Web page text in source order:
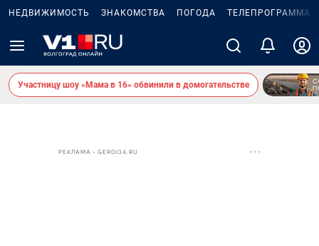
НЕДВИЖИМОСТЬ ЗНАКОМСТВА ПОГОДА ТЕЛЕПРОГРАММА
Участницу шоу «Мама в 16» обвинили в домогательстве
РЕКЛАМА • GEROI34.RU